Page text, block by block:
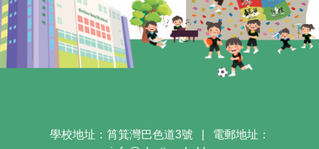
學校地址：筲箕灣巴色道3號
電郵地址：